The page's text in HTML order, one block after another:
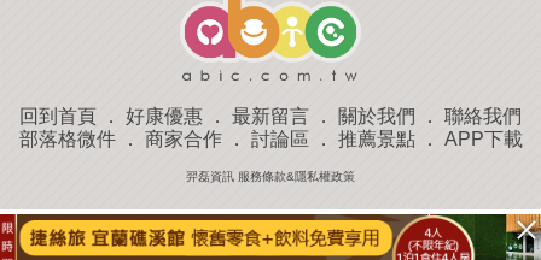
回到首頁 ． 好康優惠 ． 最新留言 ． 關於我們 ． 聯絡我們
部落格微件． 商家合作． 討論區 ． 推薦景點． APP下載
羿磊資訊 服務條款&隱私權政策